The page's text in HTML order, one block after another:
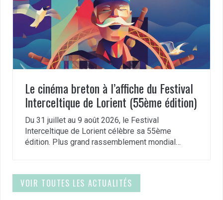
Le cinéma breton à l’affiche du Festival
Interceltique de Lorient (55ème édition)
Du 31 juillet au 9 août 2026, le Festival
Interceltique de Lorient célèbre sa 55ème
édition. Plus grand rassemblement mondial…
VOIR TOUTES LES ACTUALITÉS